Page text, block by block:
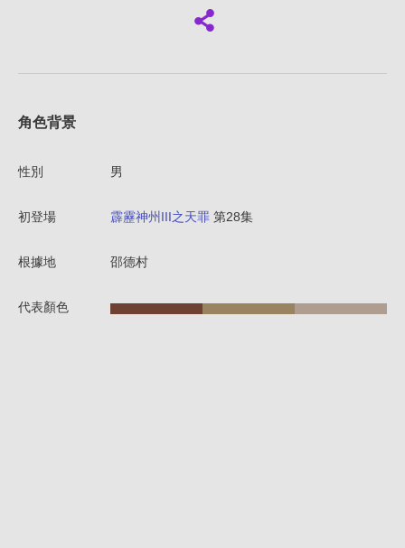
角色背景
性別 男
初登場 霹靂神州III之天罪 第28集
根據地 邵德村
代表顏色